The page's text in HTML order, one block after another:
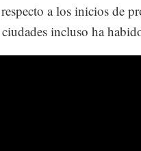
a los inicios de
incluso ha